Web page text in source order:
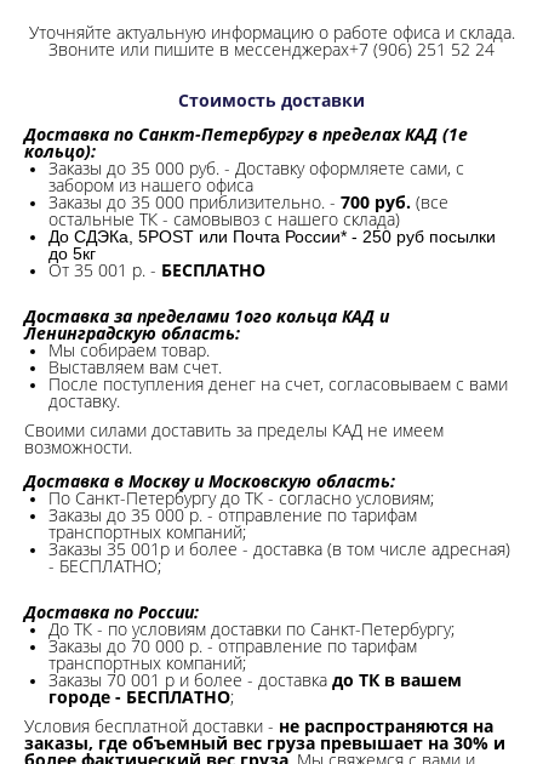
Уточняйте актуальную информацию о работе офиса и склада.
Звоните или пишите в мессенджерах+7 (906) 251 52 24
Стоимость доставки
Доставка по Санкт-Петербургу в пределах КАД (1е
кольцо):
Заказы до 35 000 руб. - Доставку оформляете сами, с
забором из нашего офиса
Заказы до 35 000 приблизительно. - 700 руб. (все
остальные ТК - самовывоз с нашего склада)
До СДЭКа, 5POST или Почта России* - 250 руб посылки
до 5кг
От 35 001 р. - БЕСПЛАТНО
Доставка за пределами 1ого кольца КАД и
Ленинградскую область:
Мы собираем товар.
Выставляем вам счет.
После поступления денег на счет, согласовываем с вами
доставку.
Своими силами доставить за пределы КАД не имеем
возможности.​
Доставка в Москву и Московскую область:
По Санкт-Петербургу до ТК - согласно условиям;
Заказы до 35 000 р. - отправление по тарифам
транспортных компаний;
Заказы 35 001р и более - доставка (в том числе адресная)
- БЕСПЛАТНО;
Доставка по России:
До ТК - по условиям доставки по Санкт-Петербургу;
Заказы до 70 000 р. - отправление по тарифам
транспортных компаний;
Заказы 70 001 р и более - доставка до ТК в вашем
городе - БЕСПЛАТНО;
Условия бесплатной доставки - не распространяются на
заказы, где объемный вес груза превышает на 30% и